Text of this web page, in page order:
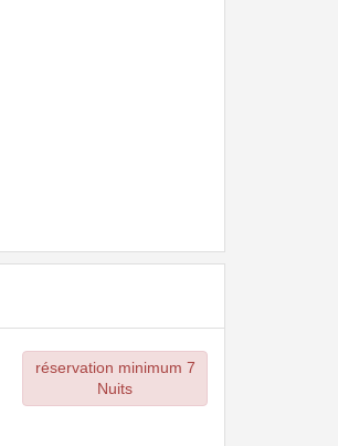
réservation minimum 7
Nuits